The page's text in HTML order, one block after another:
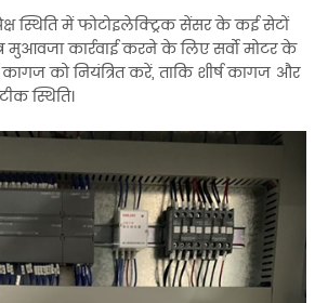
स्थिति में फोटोइलेक्ट्रिक सेंसर के कई सेटों
मुआवजा कार्रवाई करने के लिए सर्वो मोटर के
कागज को नियंत्रित करें, ताकि शीर्ष कागज और
स्थिति।